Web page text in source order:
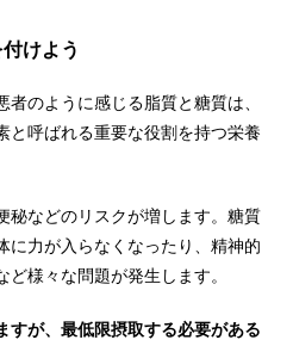
けよう
のように感じる脂質と糖質は、
と呼ばれる重要な役割を持つ栄養
秘などのリスクが増します。糖質
に力が入らなくなったり、精神的
様々な問題が発生します。
すが、最低限摂取する必要がある